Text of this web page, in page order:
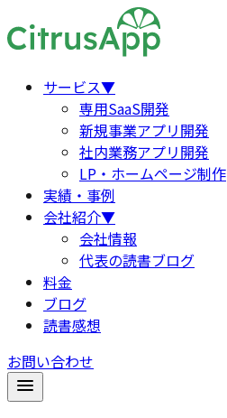
サービス▼
専用SaaS開発
新規事業アプリ開発
社内業務アプリ開発
LP・ホームページ制作
実績・事例
会社紹介▼
会社情報
代表の読書ブログ
料金
ブログ
読書感想
お問い合わせ